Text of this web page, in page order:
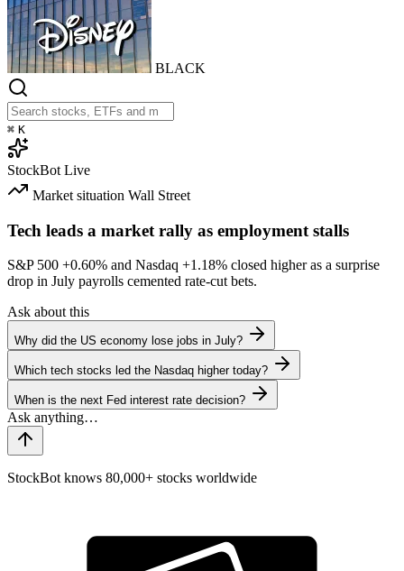
BLACK
⌘ K
StockBot Live
Market situation Wall Street
Tech leads a market rally as employment stalls
S&P 500 +0.60% and Nasdaq +1.18% closed higher as a surprise
drop in July payrolls cemented rate-cut bets.
Ask about this
Why did the US economy lose jobs in July?
Which tech stocks led the Nasdaq higher today?
When is the next Fed interest rate decision?
StockBot knows 80,000+ stocks worldwide